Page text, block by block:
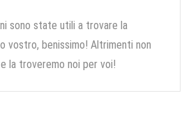
sono state utili a trovare la
vostro, benissimo! Altrimenti non
la troveremo noi per voi!